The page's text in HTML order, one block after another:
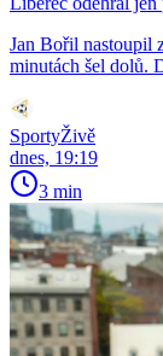
Jan Bořil nastoupil
minutách šel dolů.
SportyŽivě
dnes, 19:19
3 min